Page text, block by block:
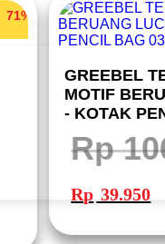
71%
GREEBEL
MOTIF
- KOTAK
Rp
Harga
adalah:
Rp 106.500.
Rp 39.950ini